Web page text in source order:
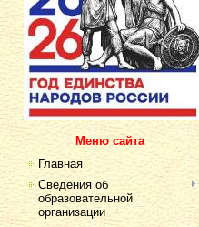
Меню сайта
Главная
Сведения об
образовательной
организации